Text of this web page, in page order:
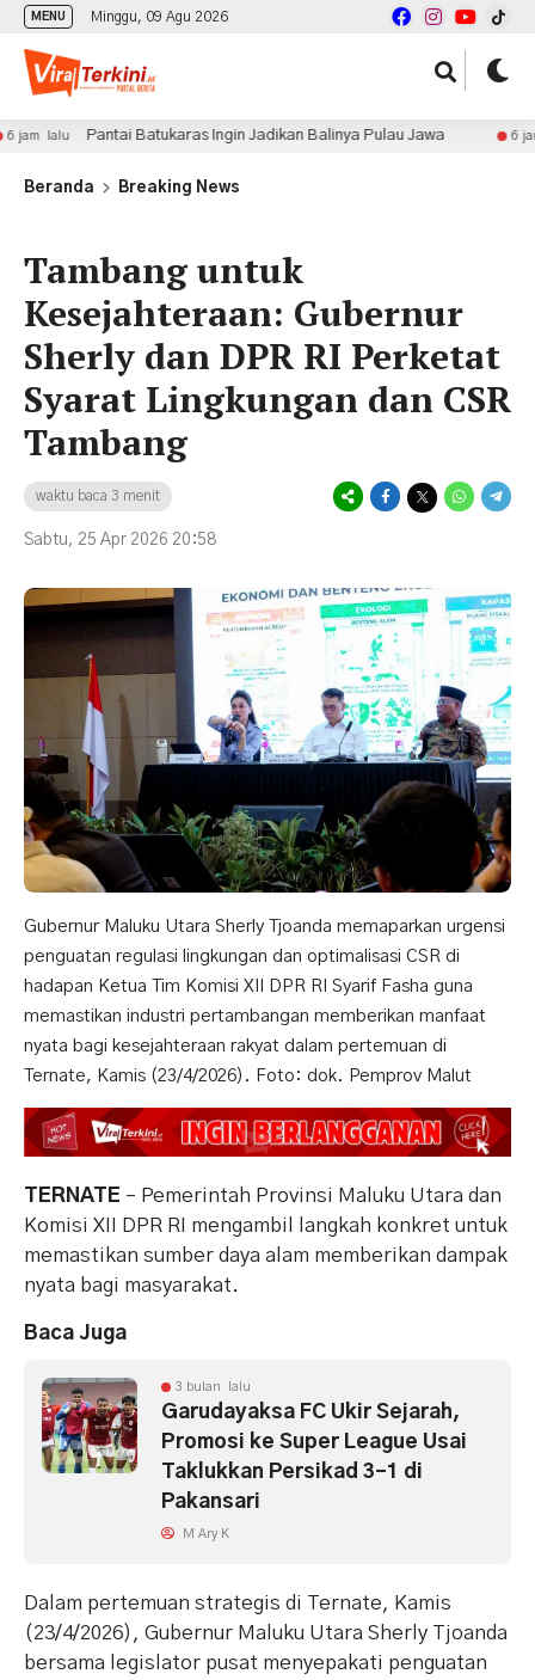
MENU Minggu, 09 Agu 2026
Pantai Batukaras Ingin Jadikan Balinya Pulau Jawa 6 jam lalu
Beranda Breaking News
Tambang untuk
Kesejahteraan: Gubernur
Sherly dan DPR RI Perketat
Syarat Lingkungan dan CSR
Tambang
waktu baca 3 menit
Sabtu, 25 Apr 2026 20:58
Gubernur Maluku Utara Sherly Tjoanda memaparkan urgensi
penguatan regulasi lingkungan dan optimalisasi CSR di
hadapan Ketua Tim Komisi XII DPR RI Syarif Fasha guna
memastikan industri pertambangan memberikan manfaat
nyata bagi kesejahteraan rakyat dalam pertemuan di
Ternate, Kamis (23/4/2026). Foto: dok. Pemprov Malut
TERNATE – Pemerintah Provinsi Maluku Utara dan
Komisi XII DPR RI mengambil langkah konkret untuk
memastikan sumber daya alam memberikan dampak
nyata bagi masyarakat.
Baca Juga
3 bulan lalu
Garudayaksa FC Ukir Sejarah,
Promosi ke Super League Usai
Taklukkan Persikad 3-1 di
Pakansari
M Ary K
Dalam pertemuan strategis di Ternate, Kamis
(23/4/2026), Gubernur Maluku Utara Sherly Tjoanda
bersama legislator pusat menyepakati penguatan